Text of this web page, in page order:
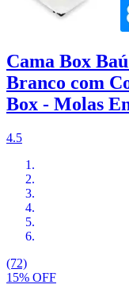
Cama Box
Branco com
Box - Molas
4.5
(72)
15% OFF